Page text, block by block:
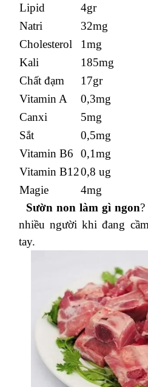
Lipid
4gr
Natri
32mg
Cholesterol
1mg
Kali
185mg
Chất đạm
17gr
Vitamin A
0,3mg
Canxi
5mg
Sắt
0,5mg
Vitamin B6
0,1mg
Vitamin B120,8 ug
Magie
4mg
Sườn non làm gì ngon
nhiều người khi đang
tay.